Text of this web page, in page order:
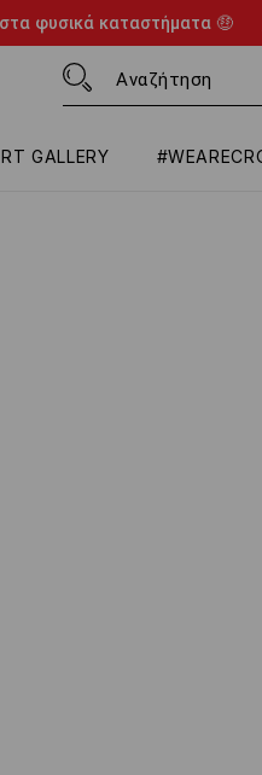
φυσικά καταστήματα 🤑
GALLERY